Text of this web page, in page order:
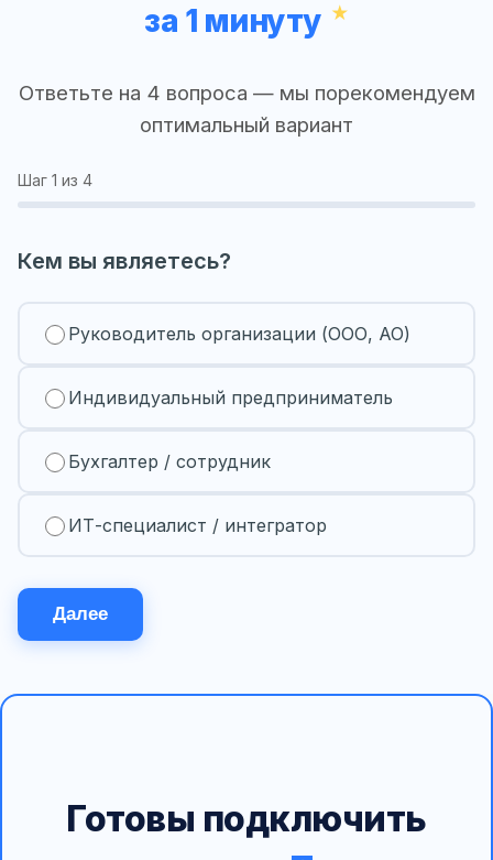
за 1 минуту
Ответьте на 4 вопроса — мы порекомендуем
оптимальный вариант
Шаг 1 из 4
Кем вы являетесь?
Руководитель организации (ООО, АО)
Индивидуальный предприниматель
Бухгалтер / сотрудник
ИТ-специалист / интегратор
Далее
Готовы подключить